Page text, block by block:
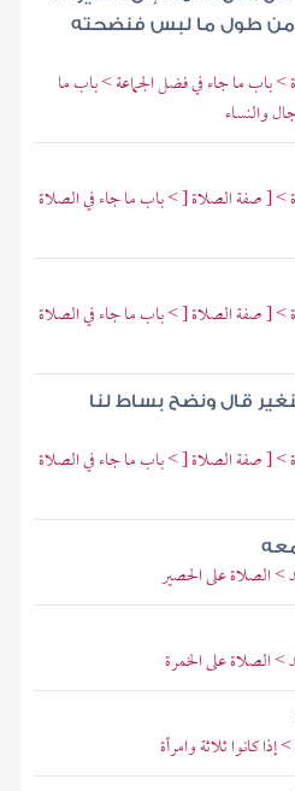
من طول ما لبس فنضحته
باب ما جاء في فضل الجماعة > باب ما
والنساء
[ صفة الصلاة [ > باب ما جاء في الصلاة
[ صفة الصلاة [ > باب ما جاء في الصلاة
قال ونضح بساط لنا
[ صفة الصلاة [ > باب ما جاء في الصلاة
الصلاة على الحصير
الصلاة على الخمرة
كانوا ثلاثة وامرأة